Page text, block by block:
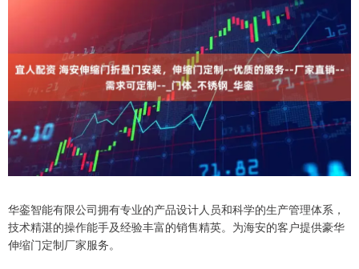
华銮智能有限公司拥有专业的产品设计人员和科学的生产管理体系，
技术精湛的操作能手及经验丰富的销售精英。为海安的客户提供豪华
伸缩门定制厂家服务。